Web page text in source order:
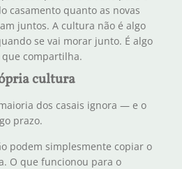
casamento quanto as novas
juntos. A cultura não é algo
se vai morar junto. É algo
compartilha.
cultura
dos casais ignora — e o
prazo.
podem simplesmente copiar o
O que funcionou para o